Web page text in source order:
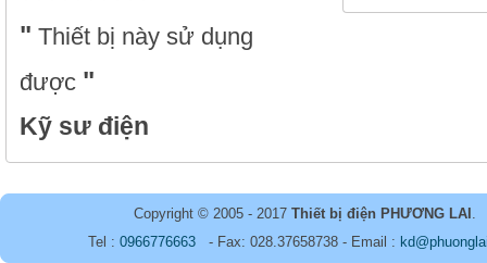
Thiết bị này sử dụng
được
Kỹ sư điện
Copyright © 2005 - 2017 Thiết bị điện PHƯƠNG LAI
Tel : 0966776663 - Fax: 028.37658738 - Email :